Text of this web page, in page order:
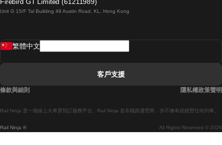
羅馬開往拿坡里的列車
Unit G 15/F Tal Building 49 Austin Road, KL, Hong Kong
Rail Ninja ® All Rights Reserved © 2026
Rail Ninja 是一個線上火車票預訂服務平台。Rail Ninja 並非鐵路運營商，亦不擁有或經營任何列車。
繁體中文
客戶支援
條款與細則 隱私權政策聲明